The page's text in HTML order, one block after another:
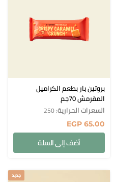
بروتين بار بطعم الكراميل
المقرمش 70جم
EGP 65.00
أضف إلى السلة
السعرات الحرارية: 250
جديد